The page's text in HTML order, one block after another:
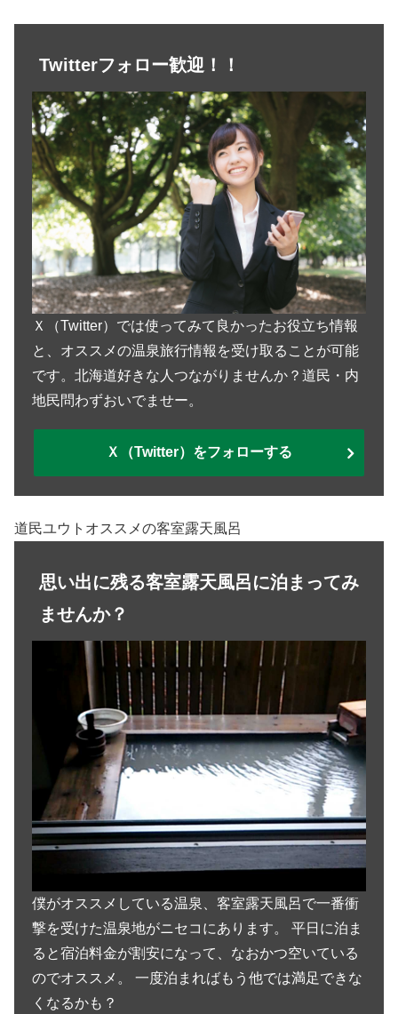
Twitterフォロー歓迎！！
Ｘ（Twitter）では使ってみて良かったお役立ち情報
と、オススメの温泉旅行情報を受け取ることが可能
です。北海道好きな人つながりませんか？道民・内
地民問わずおいでませー。
Ｘ（Twitter）をフォローする
道民ユウトオススメの客室露天風呂
思い出に残る客室露天風呂に泊まってみ
ませんか？
僕がオススメしている温泉、客室露天風呂で一番衝
撃を受けた温泉地がニセコにあります。 平日に泊ま
ると宿泊料金が割安になって、なおかつ空いている
のでオススメ。 一度泊まればもう他では満足できな
くなるかも？